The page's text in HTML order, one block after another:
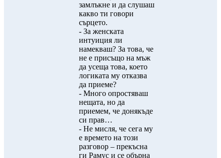
замлъкне и да слушаш
какво ти говори
сърцето.
- За женската
интуиция ли
намекваш? За това, че
не е присъщо на мъж
да усеща това, което
логиката му отказва
да приеме?
- Много опростяваш
нещата, но да
приемем, че донякъде
си прав…
- Не мисля, че сега му
е времето на този
разговор – прекъсна
ги Рамус и се обърна